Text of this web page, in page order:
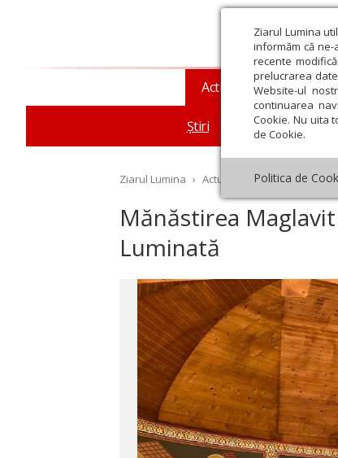
Ziarul Lumina
informăm că
recente
prelucrarea
Website-ul
continuarea
Cookie. Nu uita
de Cookie.
Politica de
Actualitate religioasă
Știri Mesaje și
Ziarul Lumina › Actualitate religioasă › Știri
Mănăstirea
Luminată